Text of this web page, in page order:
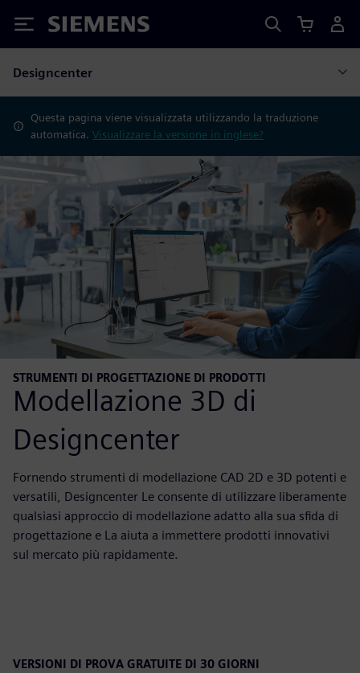
Siemens
Designcenter
Questa pagina viene visualizzata utilizzando la traduzione
automatica.Visualizzare la versione in inglese?
STRUMENTI DI PROGETTAZIONE DI PRODOTTI
Modellazione 3D di
Designcenter
Fornendo strumenti di modellazione CAD 2D e 3D potenti e
versatili, Designcenter Le consente di utilizzare liberamente
qualsiasi approccio di modellazione adatto alla sua sfida di
progettazione e La aiuta a immettere prodotti innovativi
sul mercato più rapidamente.
VERSIONI DI PROVA GRATUITE DI 30 GIORNI